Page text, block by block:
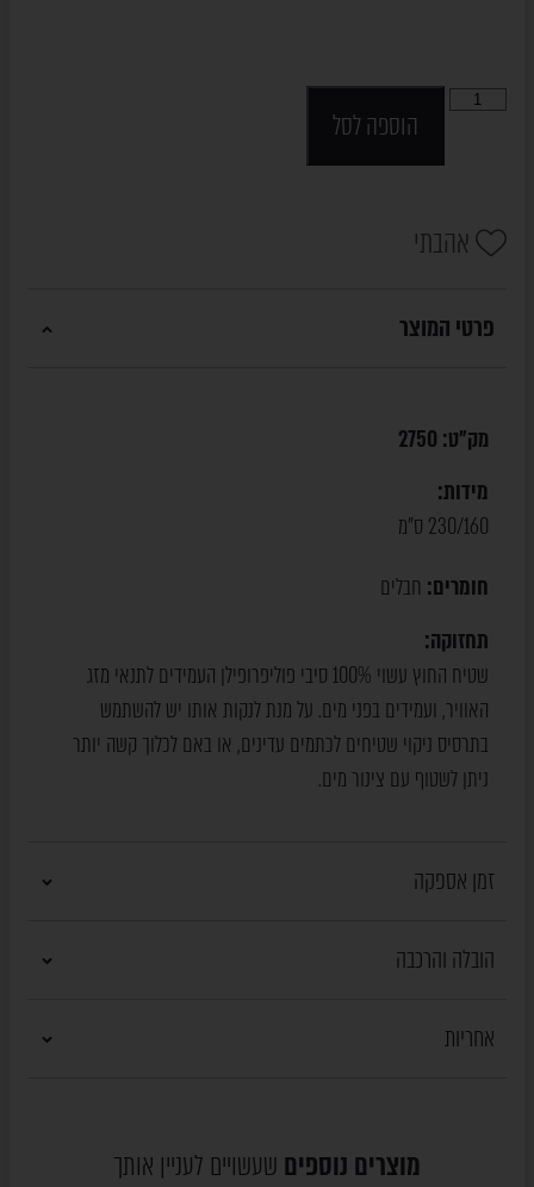
הוספה לסל
אהבתי
פרטי המוצר
מק"ט: 2750
מידות:
230/160 ס"מ
חומרים: חבלים
תחזוקה:
שטיח החוץ עשוי 100% סיבי פוליפרופילן העמידים לתנאי מזג
האוויר, ועמידים בפני מים. על מנת לנקות אותו יש להשתמש
בתרסיס ניקוי שטיחים לכתמים עדינים, או באם לכלוך קשה יותר
ניתן לשטוף עם צינור מים.
זמן אספקה
הובלה והרכבה
אחריות
מוצרים נוספים שעשויים לעניין אותך